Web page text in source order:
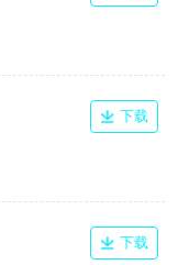
下载
下载